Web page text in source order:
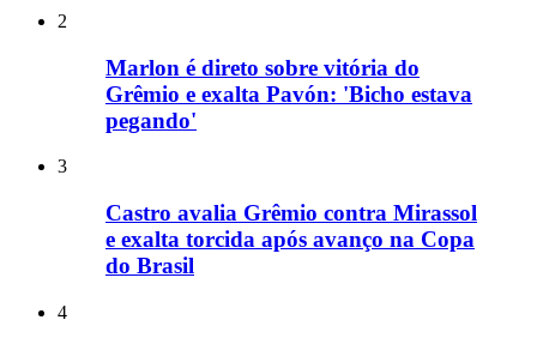
2
Marlon é direto sobre vitória do
Grêmio e exalta Pavón: 'Bicho estava
pegando'
3
Castro avalia Grêmio contra Mirassol
e exalta torcida após avanço na Copa
do Brasil
4